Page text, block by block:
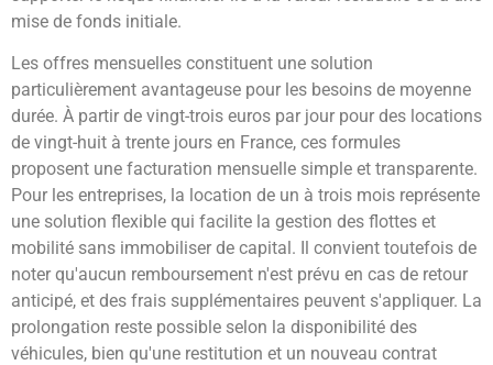
mise de fonds initiale.
Les offres mensuelles constituent une solution
particulièrement avantageuse pour les besoins de moyenne
durée. À partir de vingt-trois euros par jour pour des locations
de vingt-huit à trente jours en France, ces formules
proposent une facturation mensuelle simple et transparente.
Pour les entreprises, la location de un à trois mois représente
une solution flexible qui facilite la gestion des flottes et
mobilité sans immobiliser de capital. Il convient toutefois de
noter qu'aucun remboursement n'est prévu en cas de retour
anticipé, et des frais supplémentaires peuvent s'appliquer. La
prolongation reste possible selon la disponibilité des
véhicules, bien qu'une restitution et un nouveau contrat